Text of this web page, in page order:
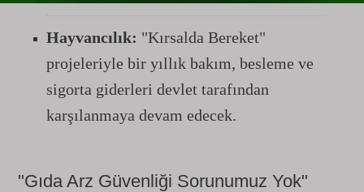
Hayvancılık: "Kırsalda Bereket"
projeleriyle bir yıllık bakım, besleme ve
sigorta giderleri devlet tarafından
karşılanmaya devam edecek.
"Gıda Arz Güvenliği Sorunumuz Yok"